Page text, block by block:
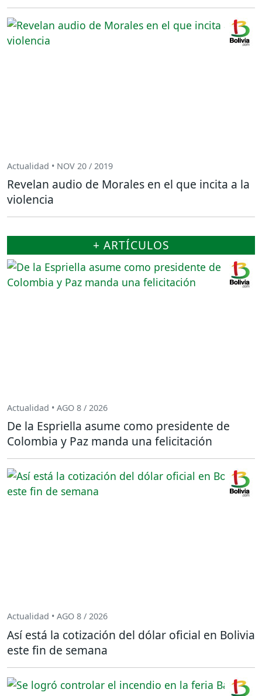
Actualidad • NOV 20 / 2019
Revelan audio de Morales en el que incita a la
violencia
+ ARTÍCULOS
Actualidad • AGO 8 / 2026
De la Espriella asume como presidente de
Colombia y Paz manda una felicitación
Actualidad • AGO 8 / 2026
Así está la cotización del dólar oficial en Bolivia
este fin de semana